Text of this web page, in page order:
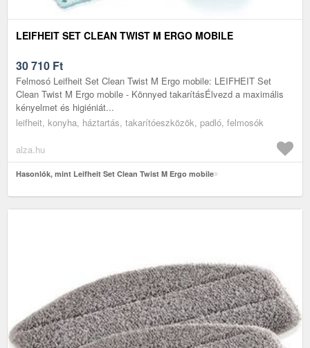
LEIFHEIT SET CLEAN TWIST M ERGO MOBILE
30 710 Ft
Felmosó Leifheit Set Clean Twist M Ergo mobile: LEIFHEIT Set
Clean Twist M Ergo mobile - Könnyed takarításÉlvezd a maximális
kényelmet és higiéniát...
leifheit, konyha, háztartás, takarítóeszközök, padló, felmosók
alza.hu
Hasonlók, mint Leifheit Set Clean Twist M Ergo mobile